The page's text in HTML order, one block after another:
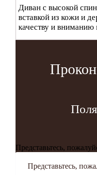
Диван с высокой
вставкой из кожи и
качеству и вниманию
Представьтесь,